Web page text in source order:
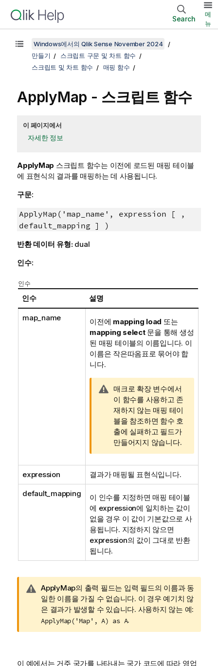
Search
메
뉴
Windows에서의 Qlik Sense November 2024
만들기
스크립트 구문 및 차트 함수
스크립트 및 차트 함수
매핑 함수
ApplyMap - 스크립트 함수
이 페이지에서
자세한 정보
ApplyMap 스크립트 함수는 이전에 로드된 매핑 테이블
에 표현식의 결과를 매핑하는 데 사용됩니다.
구문:
ApplyMap('map_name', expression [ ,
default_mapping ] )
반환 데이터 유형: dual
인수:
인수
인수 설명
map_name 이전에 mapping load 또는
mapping select문을 통해 생성
된 매핑 테이블의 이름입니다. 이
이름은 작은따옴표로 묶어야 합
니다.
경
고
메
모
매크로 확장 변수에서
이 함수를 사용하고 존
재하지 않는 매핑 테이
블을 참조하면 함수 호
출에 실패하고 필드가
만들어지지 않습니다.
expression 결과가 매핑될 표현식입니다.
default_mapping
이 인수를 지정하면 매핑 테이블
에 expression에 일치하는 값이
없을 경우 이 값이 기본값으로 사
용됩니다. 지정하지 않으면
expression의 값이 그대로 반환
됩니다.
경
고
메
모
ApplyMap의 출력 필드는 입력 필드의 이름과 동
일한 이름을 가질 수 없습니다. 이 경우 예기치 않
은 결과가 발생할 수 있습니다. 사용하지 않는 예:
ApplyMap('Map', A) as A.
이 예에서는 거주 국가를 나타내는 국가 코드에 따라 영업